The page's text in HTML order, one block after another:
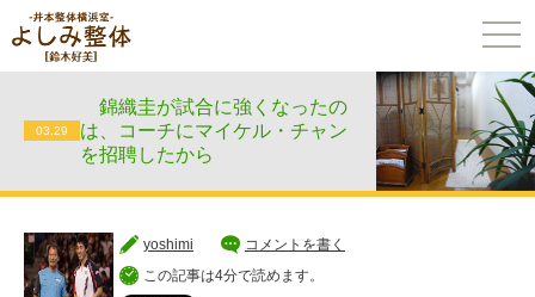
03.29
錦織圭が試合に強くなったの
は、コーチにマイケル・チャン
を招聘したから
yoshimi
コメントを書く
この記事は4分で読めます。